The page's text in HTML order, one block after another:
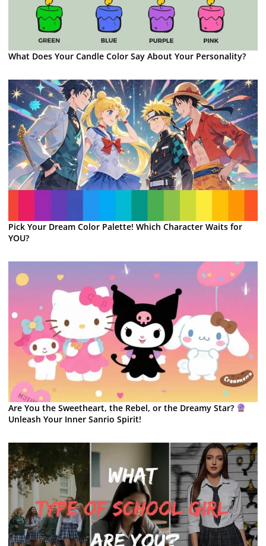
What Does Your Candle Color Say About Your Personality?
Pick Your Dream Color Palette! Which Character Waits for
YOU?
Are You the Sweetheart, the Rebel, or the Dreamy Star?
Unleash Your Inner Sanrio Spirit!